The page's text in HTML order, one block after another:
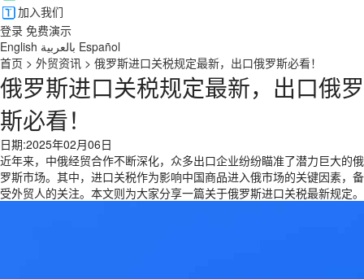
加入我们
登录 免费演示
English بالعربية Español
首页 > 外贸资讯 > 俄罗斯进口关税规定最新，出口俄罗斯必看！
俄罗斯进口关税规定最新，出口俄罗
斯必看！
日期:2025年02月06日
近年来，中俄经贸合作不断深化，众多出口企业纷纷瞄准了潜力巨大的俄
罗斯市场。其中，进口关税作为影响中国商品进入俄市场的关键因素，备
受外贸人的关注。本文则为大家分享一篇关于俄罗斯进口关税最新规定。